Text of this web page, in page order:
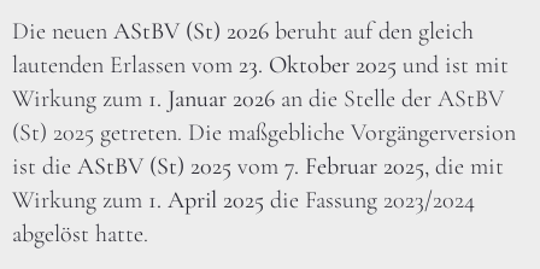
Die neuen AStBV (St) 2026 beruht auf den gleich
lautenden Erlassen vom 23. Oktober 2025 und ist mit
Wirkung zum 1. Januar 2026 an die Stelle der AStBV
(St) 2025 getreten. Die maßgebliche Vorgängerversion
ist die AStBV (St) 2025 vom 7. Februar 2025, die mit
Wirkung zum 1. April 2025 die Fassung 2023/2024
abgelöst hatte.